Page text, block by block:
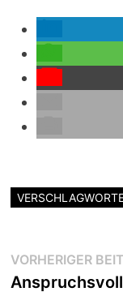
VORHERIGER